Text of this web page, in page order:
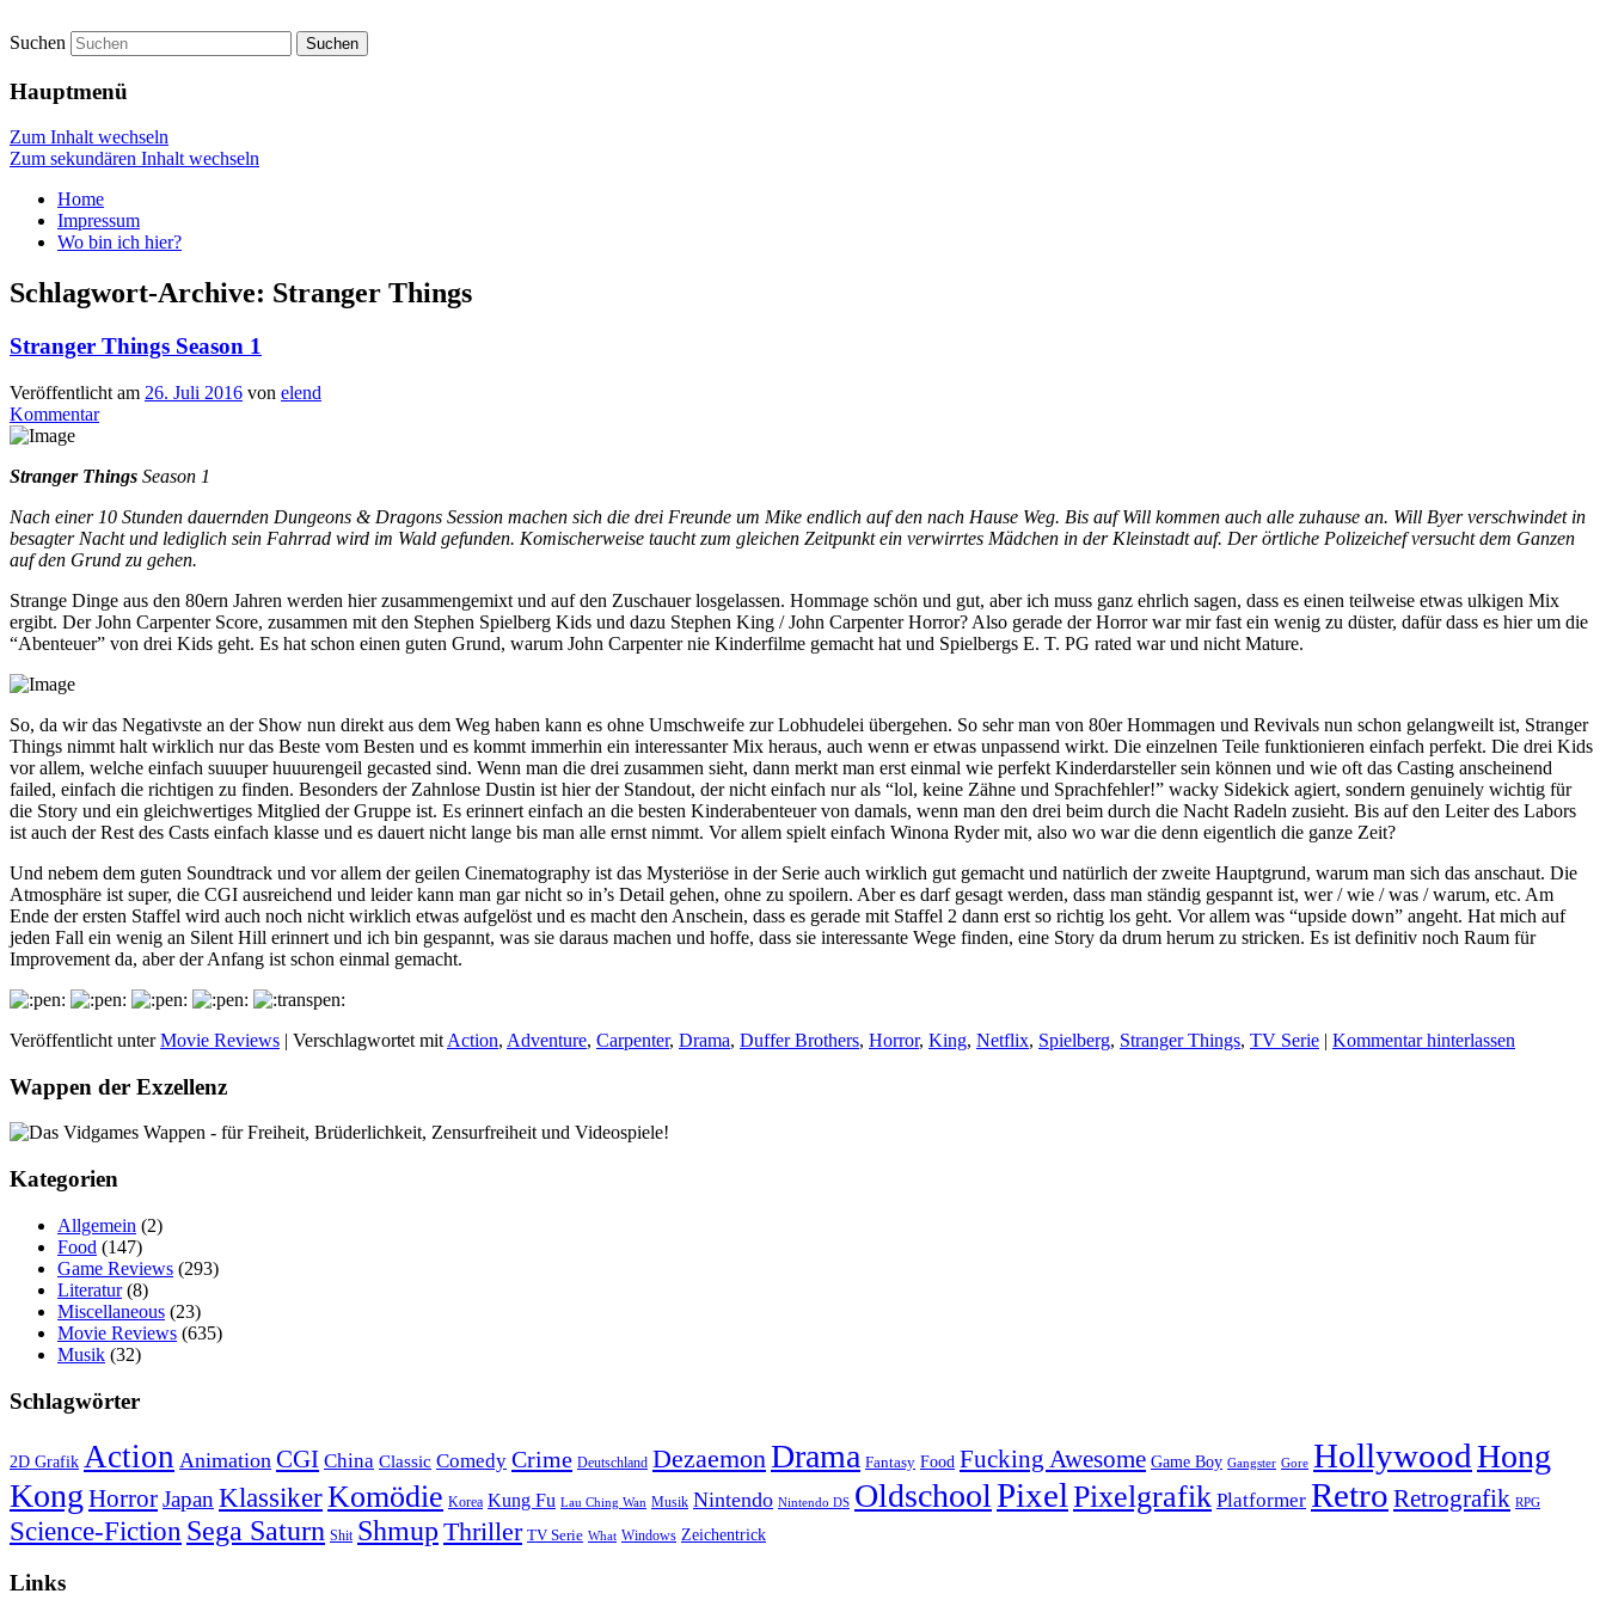
vidgames.de
Suchen
Hauptmenü
Zum Inhalt wechseln
Zum sekundären Inhalt wechseln
Home
Impressum
Wo bin ich hier?
Schlagwort-Archive: Stranger Things
Stranger Things Season 1
Veröffentlicht am 26. Juli 2016 von elend
Kommentar
Stranger Things Season 1
Nach einer 10 Stunden dauernden Dungeons & Dragons Session machen sich die drei Freunde um Mike endlich auf den nach Hause Weg. Bis auf Will kommen auch alle zuhause an. Will Byer verschwindet in
besagter Nacht und lediglich sein Fahrrad wird im Wald gefunden. Komischerweise taucht zum gleichen Zeitpunkt ein verwirrtes Mädchen in der Kleinstadt auf. Der örtliche Polizeichef versucht dem Ganzen
auf den Grund zu gehen.
Strange Dinge aus den 80ern Jahren werden hier zusammengemixt und auf den Zuschauer losgelassen. Hommage schön und gut, aber ich muss ganz ehrlich sagen, dass es einen teilweise etwas ulkigen Mix
ergibt. Der John Carpenter Score, zusammen mit den Stephen Spielberg Kids und dazu Stephen King / John Carpenter Horror? Also gerade der Horror war mir fast ein wenig zu düster, dafür dass es hier um die
“Abenteuer” von drei Kids geht. Es hat schon einen guten Grund, warum John Carpenter nie Kinderfilme gemacht hat und Spielbergs E. T. PG rated war und nicht Mature.
So, da wir das Negativste an der Show nun direkt aus dem Weg haben kann es ohne Umschweife zur Lobhudelei übergehen. So sehr man von 80er Hommagen und Revivals nun schon gelangweilt ist, Stranger
Things nimmt halt wirklich nur das Beste vom Besten und es kommt immerhin ein interessanter Mix heraus, auch wenn er etwas unpassend wirkt. Die einzelnen Teile funktionieren einfach perfekt. Die drei Kids
vor allem, welche einfach suuuper huuurengeil gecasted sind. Wenn man die drei zusammen sieht, dann merkt man erst einmal wie perfekt Kinderdarsteller sein können und wie oft das Casting anscheinend
failed, einfach die richtigen zu finden. Besonders der Zahnlose Dustin ist hier der Standout, der nicht einfach nur als “lol, keine Zähne und Sprachfehler!” wacky Sidekick agiert, sondern genuinely wichtig für
die Story und ein gleichwertiges Mitglied der Gruppe ist. Es erinnert einfach an die besten Kinderabenteuer von damals, wenn man den drei beim durch die Nacht Radeln zusieht. Bis auf den Leiter des Labors
ist auch der Rest des Casts einfach klasse und es dauert nicht lange bis man alle ernst nimmt. Vor allem spielt einfach Winona Ryder mit, also wo war die denn eigentlich die ganze Zeit?
Und nebem dem guten Soundtrack und vor allem der geilen Cinematography ist das Mysteriöse in der Serie auch wirklich gut gemacht und natürlich der zweite Hauptgrund, warum man sich das anschaut. Die
Atmosphäre ist super, die CGI ausreichend und leider kann man gar nicht so in’s Detail gehen, ohne zu spoilern. Aber es darf gesagt werden, dass man ständig gespannt ist, wer / wie / was / warum, etc. Am
Ende der ersten Staffel wird auch noch nicht wirklich etwas aufgelöst und es macht den Anschein, dass es gerade mit Staffel 2 dann erst so richtig los geht. Vor allem was “upside down” angeht. Hat mich auf
jeden Fall ein wenig an Silent Hill erinnert und ich bin gespannt, was sie daraus machen und hoffe, dass sie interessante Wege finden, eine Story da drum herum zu stricken. Es ist definitiv noch Raum für
Improvement da, aber der Anfang ist schon einmal gemacht.
Veröffentlicht unter Movie Reviews | Verschlagwortet mit Action, Adventure, Carpenter, Drama, Duffer Brothers, Horror, King, Netflix, Spielberg, Stranger Things, TV Serie | Kommentar hinterlassen
Wappen der Exzellenz
Kategorien
Allgemein (2)
Food (147)
Game Reviews (293)
Literatur(8)
Miscellaneous (23)
Movie Reviews (635)
Musik (32)
Schlagwörter
2D Grafik Action Animation CGI China Classic Comedy Crime Deutschland DezaemonDrama Fantasy Food Fucking Awesome Game Boy Gangster Gore HollywoodHong
Kong HorrorJapanKlassikerKomödie Korea Kung Fu Lau Ching Wan Musik Nintendo Nintendo DS OldschoolPixel Pixelgrafik Platformer Retro Retrografik RPG
Science-Fiction Sega Saturn Shit Shmup Thriller TV Serie What Windows Zeichentrick
Links